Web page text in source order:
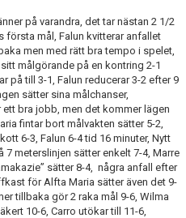
på varandra, det tar nästan 2 1/2
första mål, Falun kvitterar anfallet
men med rätt bra tempo i spelet,
målgörande på en kontring 2-1
på till 3-1, Falun reducerar 3-2 efter 9
sätter sina målchanser,
bra jobb, men det kommer lägen
fintar bort målvakten sätter 5-2,
6-3, Falun 6-4 tid 16 minuter, Nytt
meterslinjen sätter enkelt 7-4, Marre
sätter 8-4, några anfall efter
för Alfta Maria sätter även det 9-
tillbaka gör 2 raka mål 9-6, Wilma
10-6, Carro utökar till 11-6,